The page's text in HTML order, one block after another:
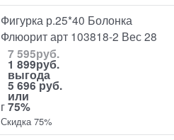
Фигурка р.25*40 Болонка
Флюорит арт 103818-2 Вес 28
г
7 595руб.
1 899руб.
выгода
5 696 руб.
или
75%
Скидка 75%